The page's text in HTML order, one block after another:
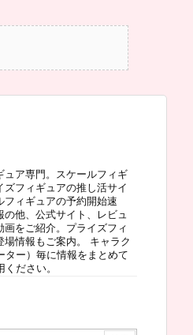
ュア専門。スケールフィギ
ズフィギュアの推し活サイ
フィギュアの予約開始速
の他、公式サイト、レビュ
画をご紹介。プライズフィ
場情報もご案内。 キャラク
ター）毎に情報をまとめて
ださい。